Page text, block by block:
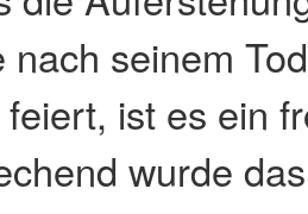
nach seinem
ist es ein
wurde